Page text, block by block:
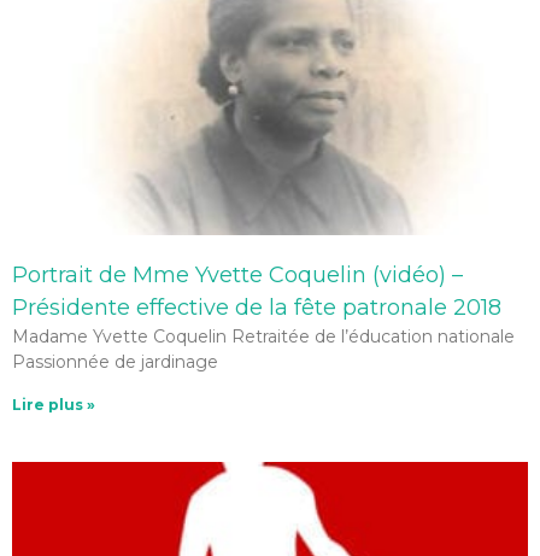
Portrait de Mme Yvette Coquelin (vidéo) –
Présidente effective de la fête patronale 2018
Madame Yvette Coquelin Retraitée de l’éducation nationale
Passionnée de jardinage
Lire plus »